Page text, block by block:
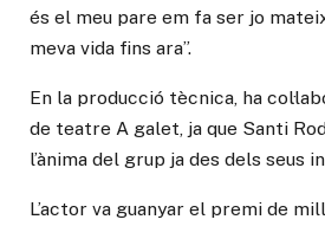
és el meu pare em fa ser jo
meva vida fins ara”.
En la producció tècnica, ha
de teatre A galet, ja que Santi
l’ànima del grup ja des dels seus
L’actor va guanyar el premi de